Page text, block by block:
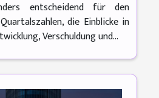
entscheidend für den
die Einblicke in
Verschuldung und...